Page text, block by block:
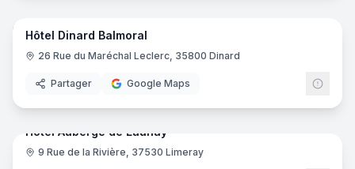
Hôtel Dinard Balmoral
26 Rue du Maréchal Leclerc, 35800 Dinard
Partager Google Maps
29
Hotel Auberge de Launay
9 Rue de la Rivière, 37530 Limeray